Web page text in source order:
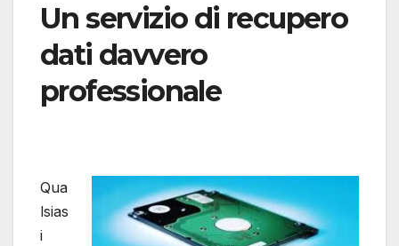
Un servizio di recupero
dati davvero
professionale
Qua
lsias
i